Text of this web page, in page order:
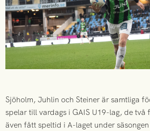
Sjöholm, Juhlin och Steiner är samtliga
spelar till vardags i GAIS U19-lag, de
även fått speltid i A-laget under